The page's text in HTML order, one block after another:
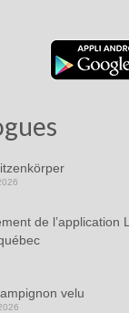
de l’application
velu